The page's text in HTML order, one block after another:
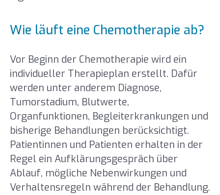
Wie läuft eine Chemotherapie ab?
Vor Beginn der Chemotherapie wird ein
individueller Therapieplan erstellt. Dafür
werden unter anderem Diagnose,
Tumorstadium, Blutwerte,
Organfunktionen, Begleiterkrankungen und
bisherige Behandlungen berücksichtigt.
Patientinnen und Patienten erhalten in der
Regel ein Aufklärungsgespräch über
Ablauf, mögliche Nebenwirkungen und
Verhaltensregeln während der Behandlung.